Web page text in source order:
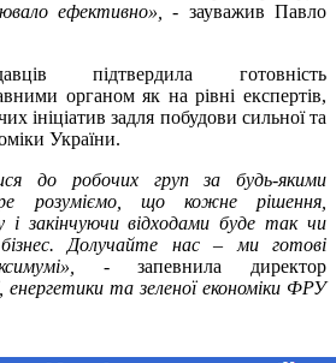
ефективно»,
- зауважив Павло
підтвердила готовність
органом як на рівні експертів,
ініціатив задля побудови сильної та
України.
до робочих груп за будь-якими
розуміємо, що кожне рішення,
і закінчуючи відходами буде так чи
Долучайте нас – ми готові
- запевнила директор
енергетики та зеленої економіки ФРУ